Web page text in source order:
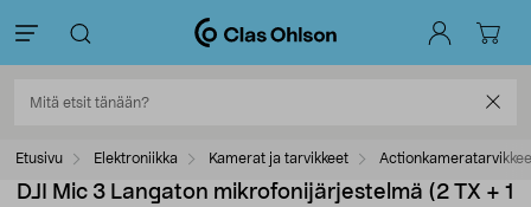
Etusivu Elektroniikka Kamerat ja tarvikkeet
DJI Mic 3 Langaton mikrofonijärjestelmä (2 TX + 1